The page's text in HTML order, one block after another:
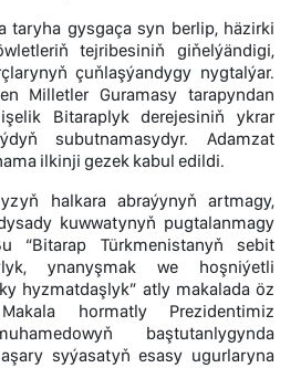
taryha gysgaça syn berlip, häzirki
tejribesiniň giňelýändigi,
çuňlaşýandygy nygtalýar.
Milletler Guramasy tarapyndan
Bitaraplyk derejesiniň ykrar
subutnamasydyr. Adamzat
ilkinji gezek kabul edildi.
halkara abraýynyň artmagy,
kuwwatynyň pugtalanmagy
“Bitarap Türkmenistanyň sebit
ynanyşmak we hoşniýetli
hyzmatdaşlyk” atly makalada öz
hormatly Prezidentimiz
baştutanlygynda
syýasatyň esasy ugurlaryna